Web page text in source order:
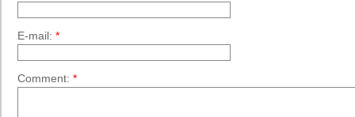
E-mail: *
Comment: *